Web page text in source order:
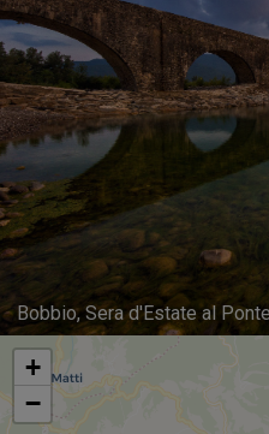
Bobbio, Sera d'Estate al
+
−